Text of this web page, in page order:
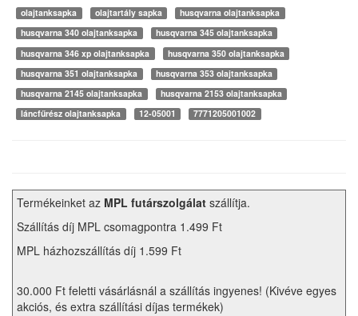
olajtanksapka olajtartály sapka
husqvarna olajtanksapka
husqvarna 340 olajtanksapka
husqvarna 345 olajtanksapka
husqvarna 346 xp olajtanksapka
husqvarna 350 olajtanksapka
husqvarna 351 olajtanksapka
husqvarna 353 olajtanksapka
husqvarna 2145 olajtanksapka
husqvarna 2153 olajtanksapka
láncfűrész olajtanksapka
12-05001 7771205001002
Termékeinket az MPL futárszolgálat szállítja.
Szállítás díj MPL csomagpontra 1.499 Ft
MPL házhozszállítás díj 1.599 Ft
30.000 Ft feletti vásárlásnál a szállítás ingyenes! (Kivéve egyes
akciós, és extra szállítási díjas termékek)